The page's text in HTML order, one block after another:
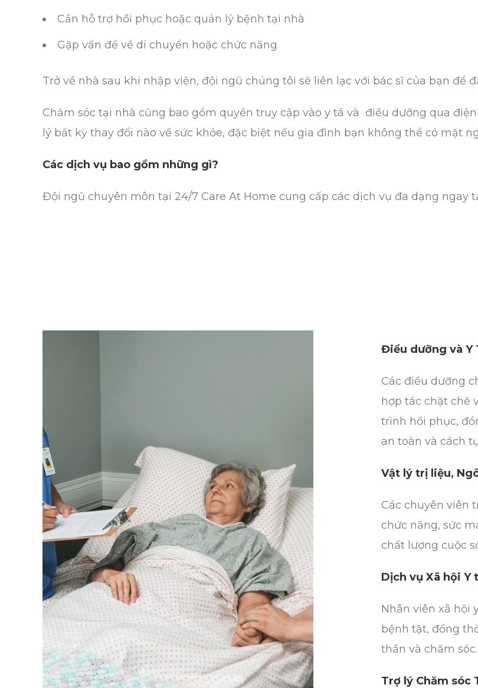
Cần hỗ trợ hồi phục hoặc quản lý bệnh tại nhà
Gặp vấn đề về di chuyển hoặc chức năng
Trở về nhà sau khi nhập viện, đội ngũ chúng tôi sẽ liên lạc với bác sĩ của bạn để
Chăm sóc tại nhà cũng bao gồm quyền truy cập vào y tá và điều dưỡng qua
lý bất kỳ thay đổi nào về sức khỏe, đặc biệt nếu gia đình bạn không thể có mặt
Các dịch vụ bao gồm những gì?
Đội ngũ chuyên môn tại 24/7 Care At Home cung cấp các dịch vụ đa dạng ngay
Điều dưỡng và Y
Các điều dưỡng
hợp tác chặt chẽ
trình hồi phục,
an toàn và cách
Vật lý trị liệu,
Các chuyên viên
chức năng, sức
chất lượng cuộc
Dịch vụ Xã hội Y
Nhân viên xã hội
bệnh tật, đồng
thần và chăm sóc.
Trợ lý Chăm sóc